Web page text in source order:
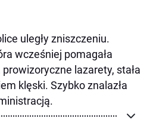
uległy zniszczeniu.
wcześniej pomagała
lazarety, stała
klęski. Szybko znalazła